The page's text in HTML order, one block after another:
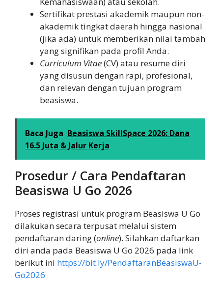
Sertifikat prestasi akademik maupun non-
akademik tingkat daerah hingga nasional
(jika ada) untuk memberikan nilai tambah
yang signifikan pada profil Anda.
Curriculum Vitae(CV) atau resume diri
yang disusun dengan rapi, profesional,
dan relevan dengan tujuan program
beasiswa.
Baca Juga Beasiswa SkillSpace 2026: Dana
16.5 Juta & Jalur Kerja
Prosedur / Cara Pendaftaran
Beasiswa U Go 2026
Proses registrasi untuk program Beasiswa U Go
dilakukan secara terpusat melalui sistem
pendaftaran daring (online). Silahkan daftarkan
diri anda pada Beasiswa U Go 2026 pada link
berikut ini https://bit.ly/PendaftaranBeasiswaU-
Go2026